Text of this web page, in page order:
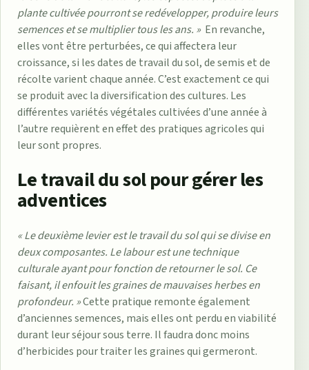
plante cultivée pourront se redévelopper, produire leurs
semences et se multiplier tous les ans. »En revanche,
elles vont être perturbées, ce qui affectera leur
croissance, si les dates de travail du sol, de semis et de
récolte varient chaque année. C’est exactement ce qui
se produit avec la diversification des cultures. Les
différentes variétés végétales cultivées d’une année à
l’autre requièrent en effet des pratiques agricoles qui
leur sont propres.
Le travail du sol pour gérer les
adventices
« Le deuxième levier est le travail du sol qui se divise en
deux composantes. Le labour est une technique
culturale ayant pour fonction de retourner le sol. Ce
faisant, il enfouit les graines de mauvaises herbes en
profondeur. »Cette pratique remonte également
d’anciennes semences, mais elles ont perdu en viabilité
durant leur séjour sous terre. Il faudra donc moins
d’herbicides pour traiter les graines qui germeront.